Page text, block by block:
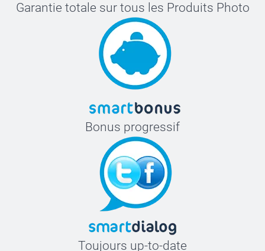
Garantie totale sur tous les Produits Photo
Bonus progressif
Toujours up-to-date